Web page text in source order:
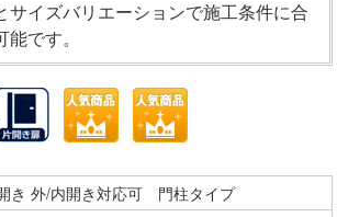
サイズバリエーションで施工条件に合
です。
き 外/内開き対応可 門柱タイプ